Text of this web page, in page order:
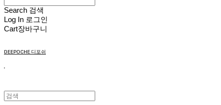
Search 검색
Log In 로그인
Cart장바구니
DEEPOCHE 디포쉬